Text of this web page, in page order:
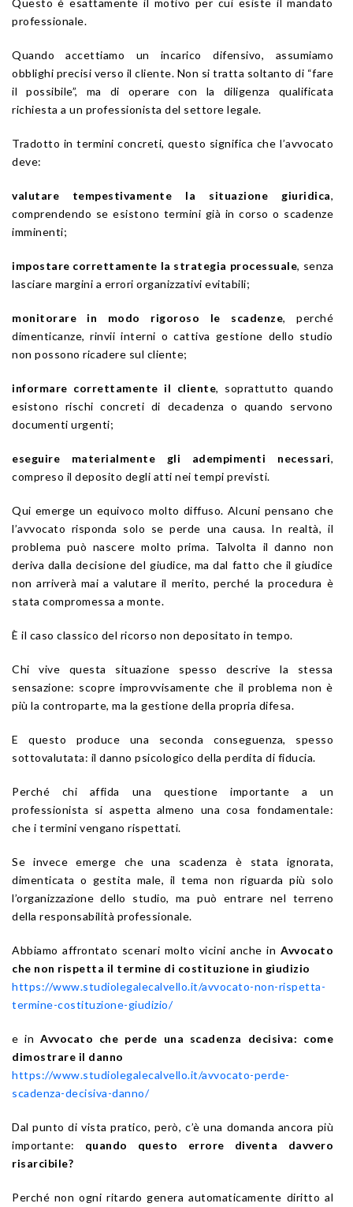
Questo è esattamente il motivo per cui esiste il mandato
professionale.
Quando accettiamo un incarico difensivo, assumiamo
obblighi precisi verso il cliente. Non si tratta soltanto di “fare
il possibile”, ma di operare con la diligenza qualificata
richiesta a un professionista del settore legale.
Tradotto in termini concreti, questo significa che l’avvocato
deve:
valutare tempestivamente la situazione giuridica,
comprendendo se esistono termini già in corso o scadenze
imminenti;
impostare correttamente la strategia processuale, senza
lasciare margini a errori organizzativi evitabili;
monitorare in modo rigoroso le scadenze, perché
dimenticanze, rinvii interni o cattiva gestione dello studio
non possono ricadere sul cliente;
informare correttamente il cliente, soprattutto quando
esistono rischi concreti di decadenza o quando servono
documenti urgenti;
eseguire materialmente gli adempimenti necessari,
compreso il deposito degli atti nei tempi previsti.
Qui emerge un equivoco molto diffuso. Alcuni pensano che
l’avvocato risponda solo se perde una causa. In realtà, il
problema può nascere molto prima. Talvolta il danno non
deriva dalla decisione del giudice, ma dal fatto che il giudice
non arriverà mai a valutare il merito, perché la procedura è
stata compromessa a monte.
È il caso classico del ricorso non depositato in tempo.
Chi vive questa situazione spesso descrive la stessa
sensazione: scopre improvvisamente che il problema non è
più la controparte, ma la gestione della propria difesa.
E questo produce una seconda conseguenza, spesso
sottovalutata: il danno psicologico della perdita di fiducia.
Perché chi affida una questione importante a un
professionista si aspetta almeno una cosa fondamentale:
che i termini vengano rispettati.
Se invece emerge che una scadenza è stata ignorata,
dimenticata o gestita male, il tema non riguarda più solo
l’organizzazione dello studio, ma può entrare nel terreno
della responsabilità professionale.
Abbiamo affrontato scenari molto vicini anche in Avvocato
che non rispetta il termine di costituzione in giudizio
https://www.studiolegalecalvello.it/avvocato-non-rispetta-
termine-costituzione-giudizio/
e inAvvocato che perde una scadenza decisiva: come
dimostrare il danno
https://www.studiolegalecalvello.it/avvocato-perde-
scadenza-decisiva-danno/
Dal punto di vista pratico, però, c’è una domanda ancora più
importante: quando questo errore diventa davvero
risarcibile?
Perché non ogni ritardo genera automaticamente diritto al